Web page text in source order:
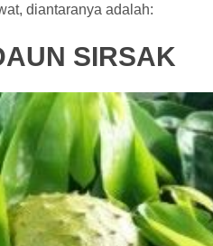
diantaranya adalah:
SIRSAK